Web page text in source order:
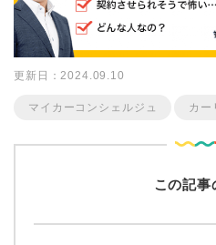
更新日：2024.09.10
マイカーコンシェルジュ カー
この記事